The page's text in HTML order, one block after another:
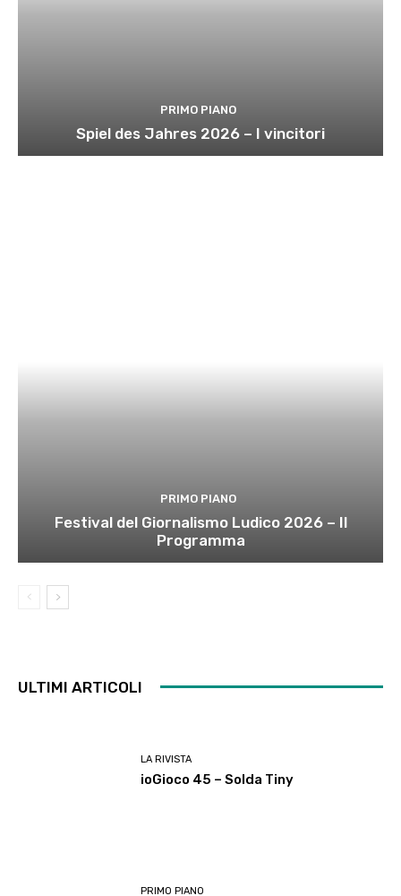
PRIMO PIANO
Spiel des Jahres 2026 – I vincitori
PRIMO PIANO
Festival del Giornalismo Ludico 2026 – Il
Programma
ULTIMI ARTICOLI
LA RIVISTA
ioGioco 45 – Solda Tiny
PRIMO PIANO